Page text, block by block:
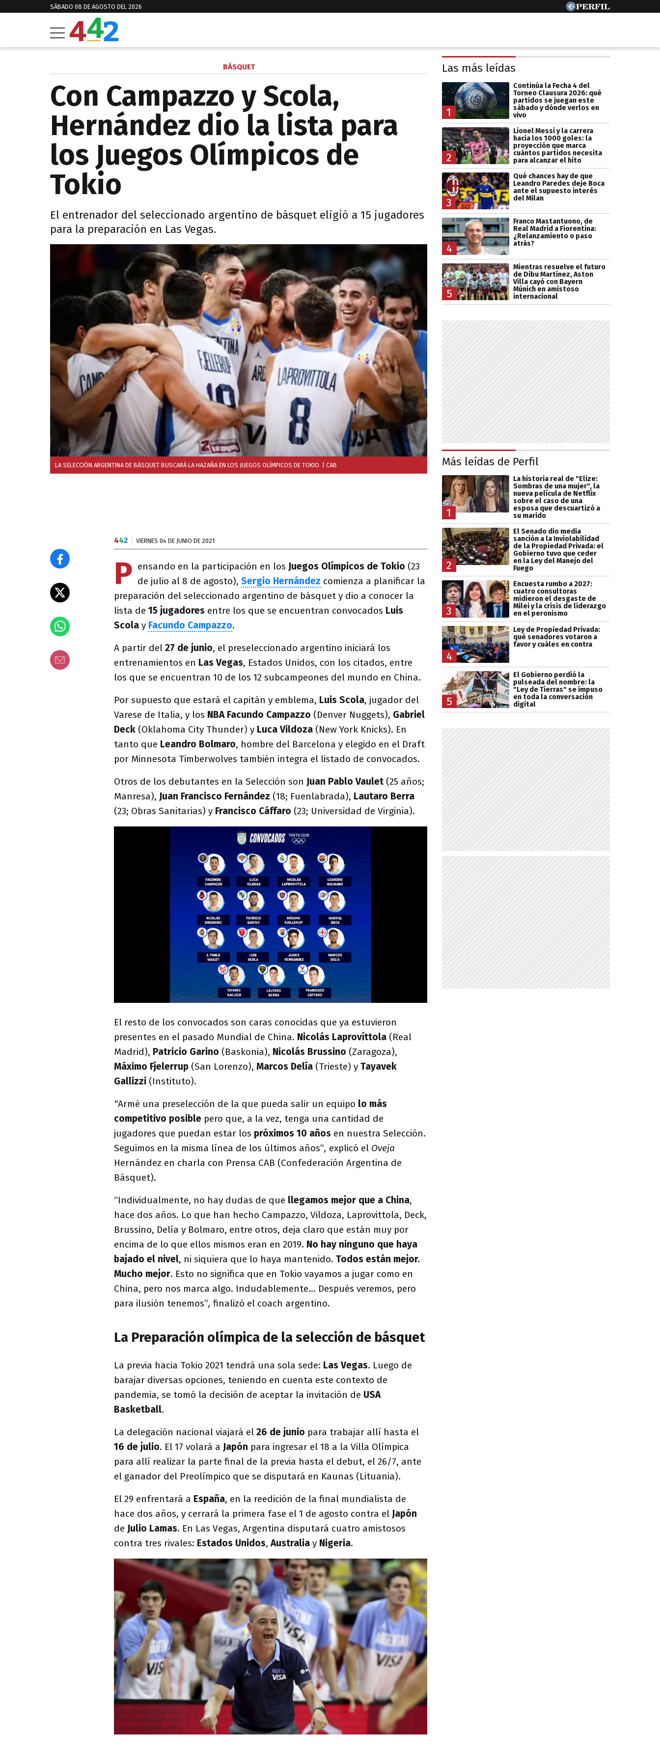
SÁBADO 08 DE AGOSTO DEL 2026
BÁSQUET
Con Campazzo y Scola,
Hernández dio la lista para
los Juegos Olímpicos de
Tokio
El entrenador del seleccionado argentino de básquet eligió a 15 jugadores
para la preparación en Las Vegas.
LA SELECCIÓN ARGENTINA DE BÁSQUET BUSCARÁ LA HAZAÑA EN LOS JUEGOS OLÍMPICOS DE TOKIO. | CAB
442 VIERNES 04 DE JUNIO DE 2021
P ensando en la participación en los Juegos Olímpicos de Tokio (23
de julio al 8 de agosto), Sergio Hernández comienza a planificar la
preparación del seleccionado argentino de básquet y dio a conocer la
lista de 15 jugadores entre los que se encuentran convocados Luis
Scola y Facundo Campazzo.
A partir del 27 de junio, el preseleccionado argentino iniciará los
entrenamientos en Las Vegas, Estados Unidos, con los citados, entre
los que se encuentran 10 de los 12 subcampeones del mundo en China.
Por supuesto que estará el capitán y emblema, Luis Scola, jugador del
Varese de Italia, y los NBA Facundo Campazzo (Denver Nuggets), Gabriel
Deck (Oklahoma City Thunder) y Luca Vildoza (New York Knicks). En
tanto que Leandro Bolmaro, hombre del Barcelona y elegido en el Draft
por Minnesota Timberwolves también integra el listado de convocados.
Otros de los debutantes en la Selección son Juan Pablo Vaulet (25 años;
Manresa), Juan Francisco Fernández (18; Fuenlabrada), Lautaro Berra
(23; Obras Sanitarias) y Francisco Cáffaro (23; Universidad de Virginia).
El resto de los convocados son caras conocidas que ya estuvieron
presentes en el pasado Mundial de China. Nicolás Laprovíttola (Real
Madrid), Patricio Garino (Baskonia), Nicolás Brussino (Zaragoza),
Máximo Fjelerrup (San Lorenzo), Marcos Delía (Trieste) y Tayavek
Gallizzi (Instituto).
“Armé una preselección de la que pueda salir un equipo lo más
competitivo posible pero que, a la vez, tenga una cantidad de
jugadores que puedan estar los próximos 10 años en nuestra Selección.
Seguimos en la misma línea de los últimos años”, explicó el Oveja
Hernández en charla con Prensa CAB (Confederación Argentina de
Básquet).
“Individualmente, no hay dudas de que llegamos mejor que a China,
hace dos años. Lo que han hecho Campazzo, Vildoza, Laprovittola, Deck,
Brussino, Delía y Bolmaro, entre otros, deja claro que están muy por
encima de lo que ellos mismos eran en 2019. No hay ninguno que haya
bajado el nivel, ni siquiera que lo haya mantenido. Todos están mejor.
Mucho mejor. Esto no significa que en Tokio vayamos a jugar como en
China, pero nos marca algo. Indudablemente… Después veremos, pero
para ilusión tenemos”, finalizó el coach argentino.
La Preparación olímpica de la selección de básquet
La previa hacia Tokio 2021 tendrá una sola sede: Las Vegas. Luego de
barajar diversas opciones, teniendo en cuenta este contexto de
pandemia, se tomó la decisión de aceptar la invitación de USA
Basketball.
La delegación nacional viajará el 26 de junio para trabajar allí hasta el
16 de julio. El 17 volará a Japón para ingresar el 18 a la Villa Olímpica
para allí realizar la parte final de la previa hasta el debut, el 26/7, ante
el ganador del Preolímpico que se disputará en Kaunas (Lituania).
El 29 enfrentará a España, en la reedición de la final mundialista de
hace dos años, y cerrará la primera fase el 1 de agosto contra el Japón
de Julio Lamas. En Las Vegas, Argentina disputará cuatro amistosos
contra tres rivales: Estados Unidos,Australia y Nigeria.
Las más leídas
1
Continúa la Fecha 4 del
Torneo Clausura 2026: qué
partidos se juegan este
sábado y dónde verlos en
vivo
2
Lionel Messi y la carrera
hacia los 1000 goles: la
proyección que marca
cuántos partidos necesita
para alcanzar el hito
3
Qué chances hay de que
Leandro Paredes deje Boca
ante el supuesto interés
del Milan
4
Franco Mastantuono, de
Real Madrid a Fiorentina:
¿Relanzamiento o paso
atrás?
5
Mientras resuelve el futuro
de Dibu Martínez, Aston
Villa cayó con Bayern
Múnich en amistoso
internacional
Más leídas de Perfil
1
La historia real de "Elize:
Sombras de una mujer", la
nueva película de Netflix
sobre el caso de una
esposa que descuartizó a
su marido
2
El Senado dio media
sanción a la Inviolabilidad
de la Propiedad Privada: el
Gobierno tuvo que ceder
en la Ley del Manejo del
Fuego
3
Encuesta rumbo a 2027:
cuatro consultoras
midieron el desgaste de
Milei y la crisis de liderazgo
en el peronismo
4
Ley de Propiedad Privada:
qué senadores votaron a
favor y cuáles en contra
5
El Gobierno perdió la
pulseada del nombre: la
"Ley de Tierras" se impuso
en toda la conversación
digital